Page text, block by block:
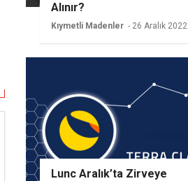
Alınır?
Kıymetli Madenler - 26 Aralık 2022
Lunc Aralık’ta Zirveye